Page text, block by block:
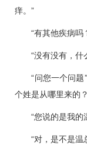
痒。”
“有其他疾病吗
“没有没有，什么
“问您一个问题”
个姓是从哪里来的
“您说的是我的
“对，是不是温总